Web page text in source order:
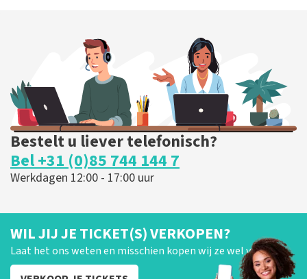
Bestelt u liever telefonisch?
Bel +31 (0)85 744 144 7
Werkdagen 12:00 - 17:00 uur
WIL JIJ JE TICKET(S) VERKOPEN?
Laat het ons weten en misschien kopen wij ze wel van je!